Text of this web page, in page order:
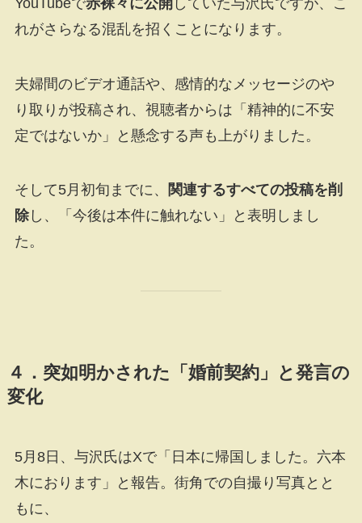
れがさらなる混乱を招くことになります。
夫婦間のビデオ通話や、感情的なメッセージのや
り取りが投稿され、視聴者からは「精神的に不安
定ではないか」と懸念する声も上がりました。
そして5月初旬までに、
関連するすべての投稿を削
除し、「今後は本件に触れない」と表明しまし
た。
４．突如明かされた「婚前契約」と発言の
変化
5月8日、与沢氏はXで「日本に帰国しました。六本
木におります」と報告。街角での自撮り写真とと
もに、